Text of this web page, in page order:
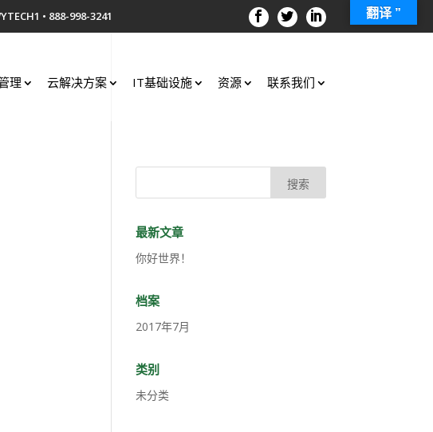
• 888-998-3241
理 云解决方案 IT基础设施 资源 联系我们
最新文章
你好世界！
档案
2017年7月
类别
未分类
翻译 ”